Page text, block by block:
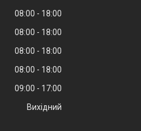
08:00
18:00
08:00
18:00
08:00
18:00
08:00
18:00
09:00
17:00
Вихідний